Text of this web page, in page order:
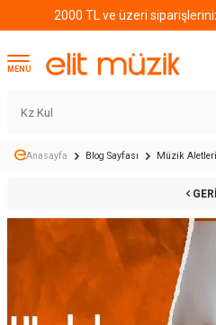
2000 TL ve üzeri
MENÜ
Anasayfa Blog Sayfası Müzik Aletleri
GERI